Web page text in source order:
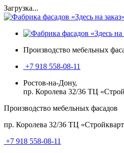
Загрузка...
Производство мебельных
+7 918 558-08-11
Ростов-на-Дону,
пр. Королева 32/36 ТЦ
Производство мебельных фасадов
пр. Королева 32/36 ТЦ
+7 918 558-08-11